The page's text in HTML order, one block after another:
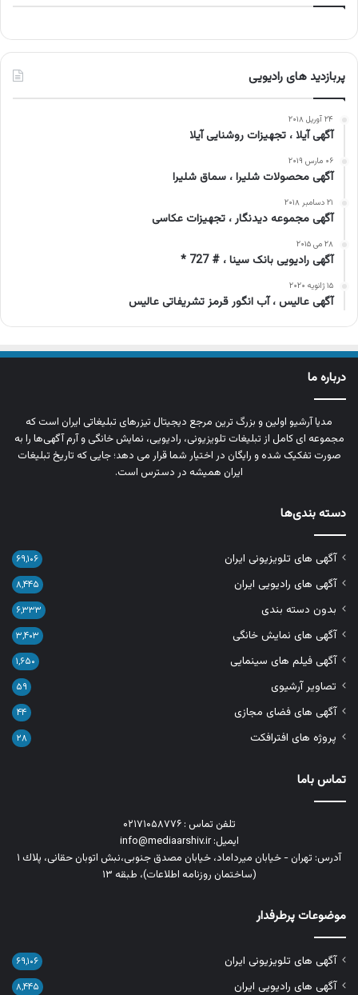
پربازدید های رادیویی
۲۴ آوریل ۲۰۱۸
آگهی آیلا ، تجهیزات روشنایی آیلا
۰۶ مارس ۲۰۱۹
آگهی محصولات شلیرا ، سماق شلیرا
۲۱ دسامبر ۲۰۱۸
آگهی مجموعه دیدنگار ، تجهیزات عکاسی
۲۸ می ۲۰۱۵
آگهی رادیویی بانک سینا ، # 727 *
۱۵ ژانویه ۲۰۲۰
آگهی عالیس ، آب انگور قرمز تشریفاتی عالیس
درباره ما
مدیا آرشیو اولین و بزرگ‌ ترین مرجع دیجیتال تیزرهای تبلیغاتی ایران است که
مجموعه‌ ای کامل از تبلیغات تلویزیونی، رادیویی، نمایش خانگی و آرم‌ آگهی‌ها را به‌
صورت تفکیک‌ شده و رایگان در اختیار شما قرار می‌ دهد؛ جایی که تاریخ تبلیغات
ایران همیشه در دسترس است.
دسته بندی‌ها
آگهی های تلویزیونی ایران ۶۹,۱۰۶
آگهی های رادیویی ایران ۸,۴۴۵
بدون دسته بندی ۶,۳۳۳
آگهی های نمایش خانگی ۳,۴۰۳
آگهی فیلم های سینمایی ۱,۶۵۰
تصاویر آرشیوی ۵۹
آگهی های فضای مجازی ۴۴
پروژه های افترافکت ۲۸
تماس باما
تلفن تماس : ۰۲۱۷۱۰۵۸۷۷۶
ایمیل: info@mediaarshiv.ir
آدرس: تهران - خیابان میرداماد، خیابان مصدق جنوبی،نبش اتوبان حقانی، پلاك ١
(ساختمان روزنامه اطلاعات)، طبقه ۱۳
موضوعات پرطرفدار
آگهی های تلویزیونی ایران ۶۹,۱۰۶
آگهی های رادیویی ایران ۸,۴۴۵